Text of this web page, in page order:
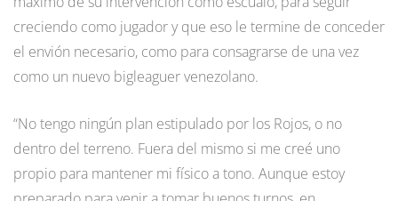
creciendo como jugador y que eso le termine de conceder
el envión necesario, como para consagrarse de una vez
como un nuevo bigleaguer venezolano.
“No tengo ningún plan estipulado por los Rojos, o no
dentro del terreno. Fuera del mismo si me creé uno
propio para mantener mi físico a tono. Aunque estoy